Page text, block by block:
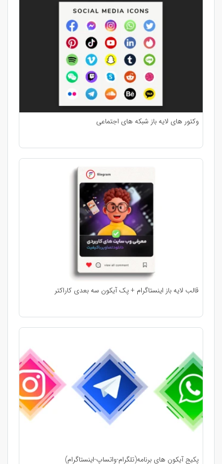
وکتور های لایه باز شبکه های اجتماعی
قالب لایه باز اینستاگرام + پک آیکون سه بعدی کاراکتر
پکیج آیکون های برنامه(تلگرام-واتساپ-اینستاگرام)